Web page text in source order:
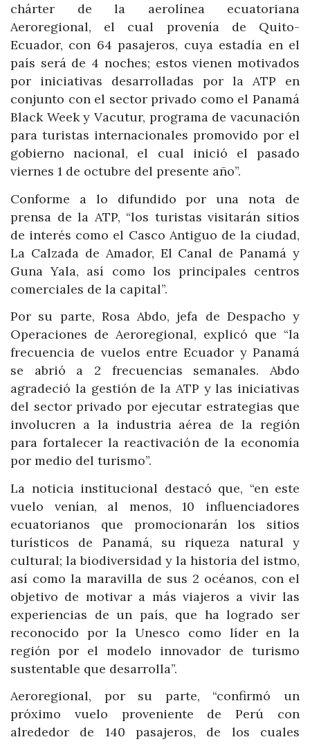
chárter de la aerolínea ecuatoriana
Aeroregional, el cual provenía de Quito-
Ecuador, con 64 pasajeros, cuya estadía en el
país será de 4 noches; estos vienen motivados
por iniciativas desarrolladas por la ATP en
conjunto con el sector privado como el Panamá
Black Week y Vacutur, programa de vacunación
para turistas internacionales promovido por el
gobierno nacional, el cual inició el pasado
viernes 1 de octubre del presente año”.
Conforme a lo difundido por una nota de
prensa de la ATP, “los turistas visitarán sitios
de interés como el Casco Antiguo de la ciudad,
La Calzada de Amador, El Canal de Panamá y
Guna Yala, así como los principales centros
comerciales de la capital”.
Por su parte, Rosa Abdo, jefa de Despacho y
Operaciones de Aeroregional, explicó que “la
frecuencia de vuelos entre Ecuador y Panamá
se abrió a 2 frecuencias semanales. Abdo
agradeció la gestión de la ATP y las iniciativas
del sector privado por ejecutar estrategias que
involucren a la industria aérea de la región
para fortalecer la reactivación de la economía
por medio del turismo”.
La noticia institucional destacó que, “en este
vuelo venían, al menos, 10 influenciadores
ecuatorianos que promocionarán los sitios
turísticos de Panamá, su riqueza natural y
cultural; la biodiversidad y la historia del istmo,
así como la maravilla de sus 2 océanos, con el
objetivo de motivar a más viajeros a vivir las
experiencias de un país, que ha logrado ser
reconocido por la Unesco como líder en la
región por el modelo innovador de turismo
sustentable que desarrolla”.
Aeroregional, por su parte, “confirmó un
próximo vuelo proveniente de Perú con
alrededor de 140 pasajeros, de los cuales